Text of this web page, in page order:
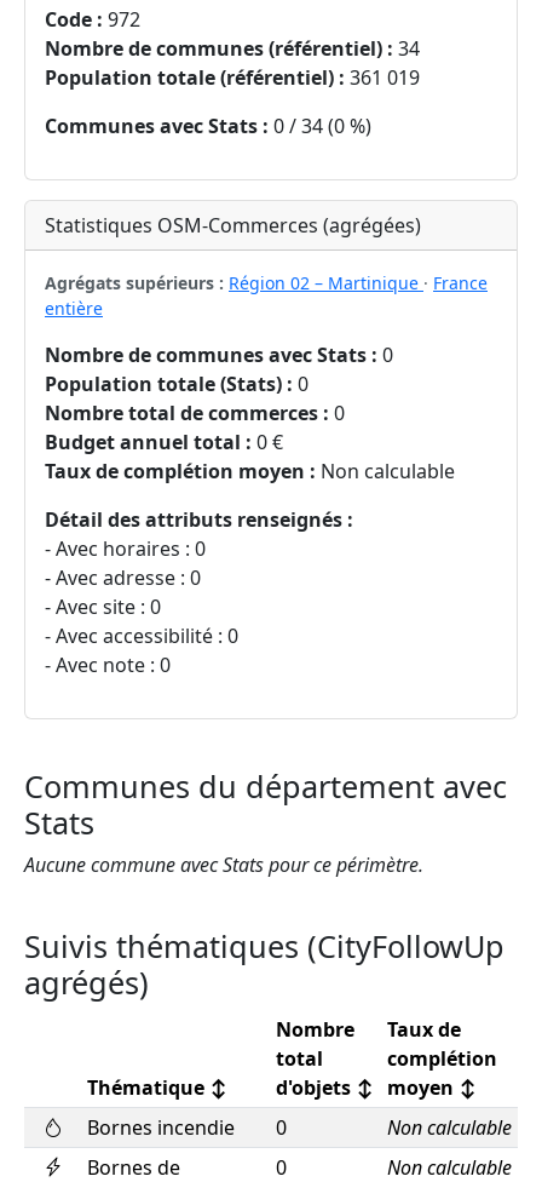
Code : 972
Nombre de communes (référentiel) : 34
Population totale (référentiel) : 361 019
Communes avec Stats : 0 / 34 (0 %)
Statistiques OSM-Commerces (agrégées)
Agrégats supérieurs : Région 02 – Martinique · France
entière
Nombre de communes avec Stats : 0
Population totale (Stats) : 0
Nombre total de commerces : 0
Budget annuel total : 0 €
Taux de complétion moyen : Non calculable
Détail des attributs renseignés :
- Avec horaires : 0
- Avec adresse : 0
- Avec site : 0
- Avec accessibilité : 0
- Avec note : 0
Communes du département avec
Stats
Aucune commune avec Stats pour ce périmètre.
Suivis thématiques (CityFollowUp
agrégés)
Thématique ↕
Nombre
total
d'objets ↕
Taux de
complétion
moyen ↕
Bornes incendie
0
Non calculable
Bornes de
0 Non calculable